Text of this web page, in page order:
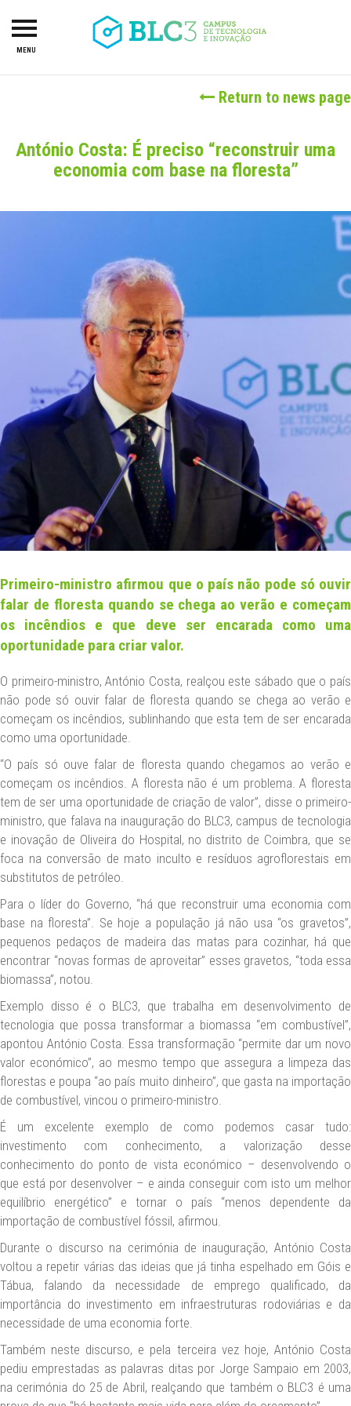
CAMPUS
R&TD
INCUBATOR
INVESTORS
SERVICES
CONTACT US
DATA PROTECTION
LEGAL NOTICE
MENU
Return to news page
António Costa: É preciso “reconstruir uma
economia com base na floresta”
Primeiro-ministro afirmou que o país não pode só ouvir
falar de floresta quando se chega ao verão e começam
os incêndios e que deve ser encarada como uma
oportunidade para criar valor.
O primeiro-ministro, António Costa, realçou este sábado que o país
não pode só ouvir falar de floresta quando se chega ao verão e
começam os incêndios, sublinhando que esta tem de ser encarada
como uma oportunidade.
“O país só ouve falar de floresta quando chegamos ao verão e
começam os incêndios. A floresta não é um problema. A floresta
tem de ser uma oportunidade de criação de valor”, disse o primeiro-
ministro, que falava na inauguração do BLC3, campus de tecnologia
e inovação de Oliveira do Hospital, no distrito de Coimbra, que se
foca na conversão de mato inculto e resíduos agroflorestais em
substitutos de petróleo.
Para o líder do Governo, “há que reconstruir uma economia com
base na floresta”. Se hoje a população já não usa “os gravetos”,
pequenos pedaços de madeira das matas para cozinhar, há que
encontrar “novas formas de aproveitar” esses gravetos, “toda essa
biomassa”, notou.
Exemplo disso é o BLC3, que trabalha em desenvolvimento de
tecnologia que possa transformar a biomassa “em combustível”,
apontou António Costa. Essa transformação “permite dar um novo
valor económico”, ao mesmo tempo que assegura a limpeza das
florestas e poupa “ao país muito dinheiro”, que gasta na importação
de combustível, vincou o primeiro-ministro.
É um excelente exemplo de como podemos casar tudo:
investimento com conhecimento, a valorização desse
conhecimento do ponto de vista económico – desenvolvendo o
que está por desenvolver – e ainda conseguir com isto um melhor
equilíbrio energético” e tornar o país “menos dependente da
importação de combustível fóssil, afirmou.
Durante o discurso na cerimónia de inauguração, António Costa
voltou a repetir várias das ideias que já tinha espelhado em Góis e
Tábua, falando da necessidade de emprego qualificado, da
importância do investimento em infraestruturas rodoviárias e da
necessidade de uma economia forte.
Também neste discurso, e pela terceira vez hoje, António Costa
pediu emprestadas as palavras ditas por Jorge Sampaio em 2003,
na cerimónia do 25 de Abril, realçando que também o BLC3 é uma